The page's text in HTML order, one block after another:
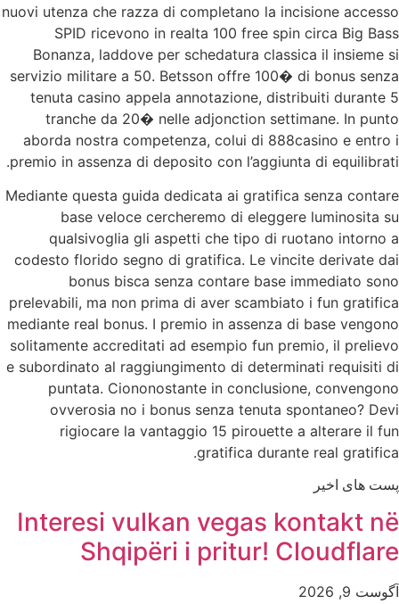
nuovi utenza che razza di completano la incisione accesso
SPID ricevono in realta 100 free spin circa Big Bass
Bonanza, laddove per schedatura classica il insieme si
servizio militare a 50. Betsson offre 100� di bonus senza
tenuta casino appela annotazione, distribuiti durante 5
tranche da 20� nelle adjonction settimane. In punto
aborda nostra competenza, colui di 888casino e entro i
premio in assenza di deposito con l’aggiunta di equilibrati.
Mediante questa guida dedicata ai gratifica senza contare
base veloce cercheremo di eleggere luminosita su
qualsivoglia gli aspetti che tipo di ruotano intorno a
codesto florido segno di gratifica. Le vincite derivate dai
bonus bisca senza contare base immediato sono
prelevabili, ma non prima di aver scambiato i fun gratifica
mediante real bonus. I premio in assenza di base vengono
solitamente accreditati ad esempio fun premio, il prelievo
e subordinato al raggiungimento di determinati requisiti di
puntata. Ciononostante in conclusione, convengono
ovverosia no i bonus senza tenuta spontaneo? Devi
rigiocare la vantaggio 15 pirouette a alterare il fun
gratifica durante real gratifica.
پست های اخیر
Interesi vulkan vegas kontakt në
Shqipëri i pritur! Cloudflare
آگوست 9, 2026